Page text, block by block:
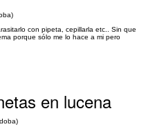
con pipeta, cepillarla etc.. Sin que
porque sólo me lo hace a mi pero
en lucena